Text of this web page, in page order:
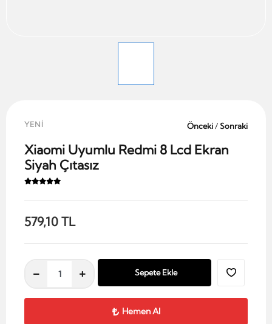
YENİ Önceki/Sonraki
Xiaomi Uyumlu Redmi 8 Lcd Ekran
Siyah Çıtasız
579,10 TL
Sepete Ekle
Hemen Al